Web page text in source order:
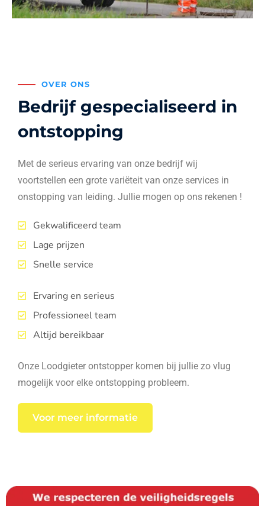
OVER ONS
Bedrijf gespecialiseerd in
ontstopping
Met de serieus ervaring van onze bedrijf wij
voortstellen een grote variëteit van onze services in
onstopping van leiding. Jullie mogen op ons rekenen !
Gekwalificeerd team
Lage prijzen
Snelle service
Ervaring en serieus
Professioneel team
Altijd bereikbaar
Onze Loodgieter ontstopper komen bij jullie zo vlug
mogelijk voor elke ontstopping probleem.
Voor meer informatie